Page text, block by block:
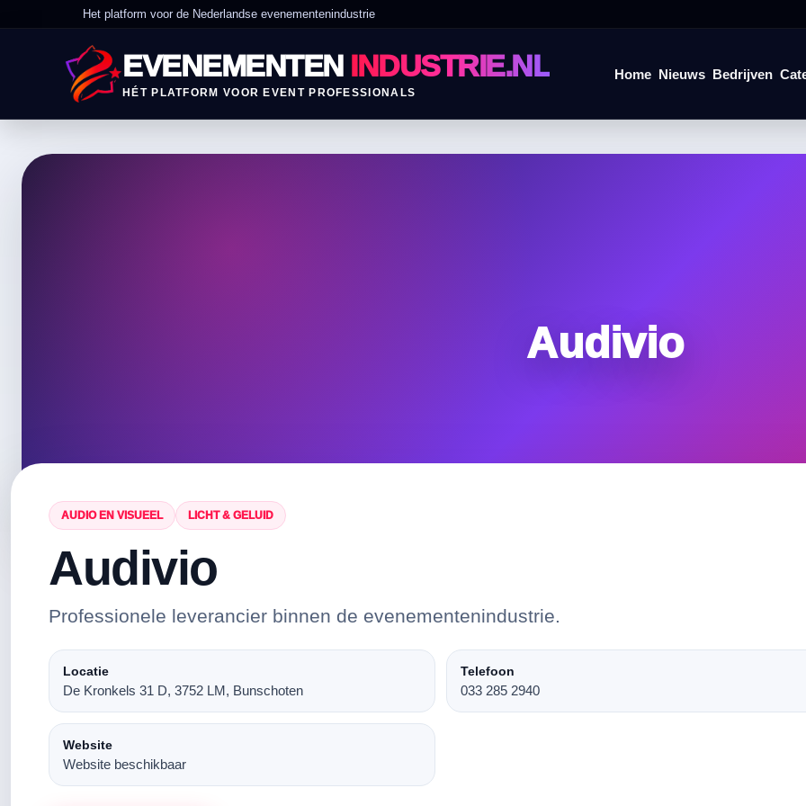
Het platform voor de Nederlandse evenementenindustrie
EVENEMENTEN INDUSTRIE.NL
HÉT PLATFORM VOOR EVENT PROFESSIONALS
Home Nieuws Bedrijven
Audivio
AUDIO EN VISUEEL LICHT & GELUID
Audivio
Professionele leverancier binnen de evenementenindustrie.
Locatie
De Kronkels 31 D, 3752 LM, Bunschoten
Telefoon
033 285 2940
Website
Website beschikbaar